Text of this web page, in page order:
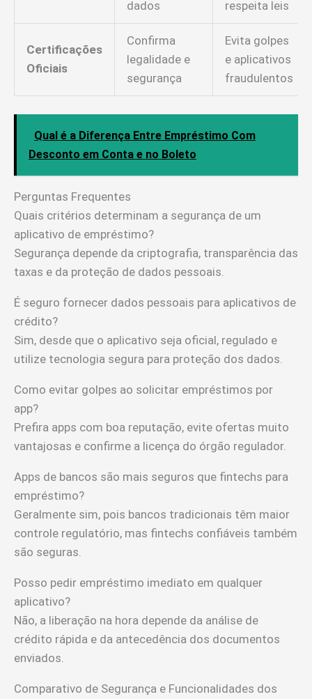
dados
respeita leis
Certificações
Oficiais
Confirma
legalidade e
segurança
Evita golpes
e aplicativos
fraudulentos
Qual é a Diferença Entre Empréstimo Com
Desconto em Conta e no Boleto
Perguntas Frequentes
Quais critérios determinam a segurança de um
aplicativo de empréstimo?
Segurança depende da criptografia, transparência das
taxas e da proteção de dados pessoais.
É seguro fornecer dados pessoais para aplicativos de
crédito?
Sim, desde que o aplicativo seja oficial, regulado e
utilize tecnologia segura para proteção dos dados.
Como evitar golpes ao solicitar empréstimos por
app?
Prefira apps com boa reputação, evite ofertas muito
vantajosas e confirme a licença do órgão regulador.
Apps de bancos são mais seguros que fintechs para
empréstimo?
Geralmente sim, pois bancos tradicionais têm maior
controle regulatório, mas fintechs confiáveis também
são seguras.
Posso pedir empréstimo imediato em qualquer
aplicativo?
Não, a liberação na hora depende da análise de
crédito rápida e da antecedência dos documentos
enviados.
Comparativo de Segurança e Funcionalidades dos